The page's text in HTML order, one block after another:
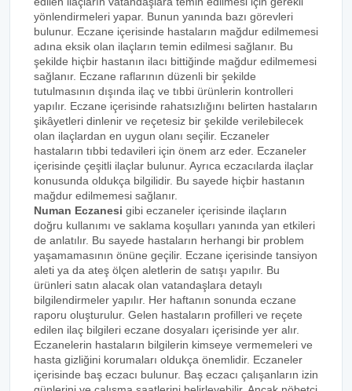
yönlendirmeleri yapar. Bunun yanında bazı görevleri
bulunur. Eczane içerisinde hastaların mağdur edilmemesi
adına eksik olan ilaçların temin edilmesi sağlanır. Bu
şekilde hiçbir hastanın ilacı bittiğinde mağdur edilmemesi
sağlanır. Eczane raflarının düzenli bir şekilde
tutulmasının dışında ilaç ve tıbbi ürünlerin kontrolleri
yapılır. Eczane içerisinde rahatsızlığını belirten hastaların
şikâyetleri dinlenir ve reçetesiz bir şekilde verilebilecek
olan ilaçlardan en uygun olanı seçilir. Eczaneler
hastaların tıbbi tedavileri için önem arz eder. Eczaneler
içerisinde çeşitli ilaçlar bulunur. Ayrıca eczacılarda ilaçlar
konusunda oldukça bilgilidir. Bu sayede hiçbir hastanın
mağdur edilmemesi sağlanır.
Numan Eczanesi gibi eczaneler içerisinde ilaçların
doğru kullanımı ve saklama koşulları yanında yan etkileri
de anlatılır. Bu sayede hastaların herhangi bir problem
yaşamamasının önüne geçilir. Eczane içerisinde tansiyon
aleti ya da ateş ölçen aletlerin de satışı yapılır. Bu
ürünleri satın alacak olan vatandaşlara detaylı
bilgilendirmeler yapılır. Her haftanın sonunda eczane
raporu oluşturulur. Gelen hastaların profilleri ve reçete
edilen ilaç bilgileri eczane dosyaları içerisinde yer alır.
Eczanelerin hastaların bilgilerin kimseye vermemeleri ve
hasta gizliğini korumaları oldukça önemlidir. Eczaneler
içerisinde baş eczacı bulunur. Baş eczacı çalışanların izin